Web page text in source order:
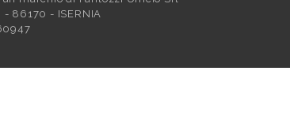
- 86170 - ISERNIA